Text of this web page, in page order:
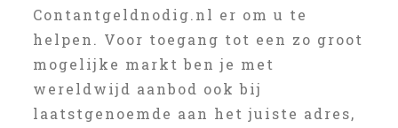
Contantgeldnodig.nl er om u te
helpen. Voor toegang tot een zo groot
mogelijke markt ben je met
wereldwijd aanbod ook bij
laatstgenoemde aan het juiste adres,